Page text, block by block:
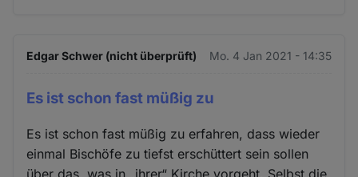
Edgar Schwer (nicht überprüft) Mo. 4 Jan 2021 - 14:35
Es ist schon fast müßig zu
Es ist schon fast müßig zu erfahren, dass wieder
einmal Bischöfe zu tiefst erschüttert sein sollen